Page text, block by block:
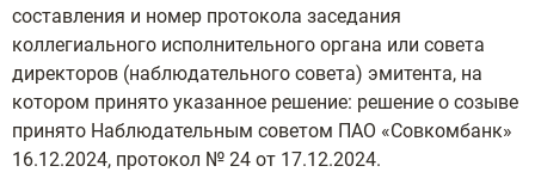
составления и номер протокола заседания
коллегиального исполнительного органа или совета
директоров (наблюдательного совета) эмитента, на
котором принято указанное решение: решение о созыве
принято Наблюдательным советом ПАО «Совкомбанк»
16.12.2024, протокол № 24 от 17.12.2024.